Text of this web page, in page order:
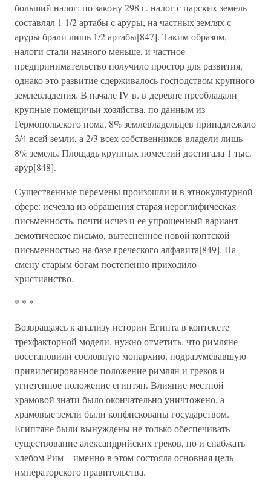
больший налог: по закону 298 г. налог с царских земель
составлял 1 1/2 артабы с аруры, на частных землях с
аруры брали лишь 1/2 артабы[847]. Таким образом,
налоги стали намного меньше, и частное
предпринимательство получило простор для развития,
однако это развитие сдерживалось господством крупного
землевладения. В начале IV в. в деревне преобладали
крупные помещичьи хозяйства, по данным из
Гермопольского нома, 8% землевладельцев принадлежало
3/4 всей земли, а 2/3 всех собственников владели лишь
8% земель. Площадь крупных поместий достигала 1 тыс.
арур[848].
Существенные перемены произошли и в этнокультурной
сфере: исчезла из обращения старая иероглифическая
письменность, почти исчез и ее упрощенный вариант –
демотическое письмо, вытесненное новой коптской
письменностью на базе греческого алфавита[849]. На
смену старым богам постепенно приходило
христианство.
* * *
Возвращаясь к анализу истории Египта в контексте
трехфакторной модели, нужно отметить, что римляне
восстановили сословную монархию, подразумевавшую
привилегированное положение римлян и греков и
угнетенное положение египтян. Влияние местной
храмовой знати было окончательно уничтожено, а
храмовые земли были конфискованы государством.
Египтяне были вынуждены не только обеспечивать
существование александрийских греков, но и снабжать
хлебом Рим – именно в этом состояла основная цель
императорского правительства.